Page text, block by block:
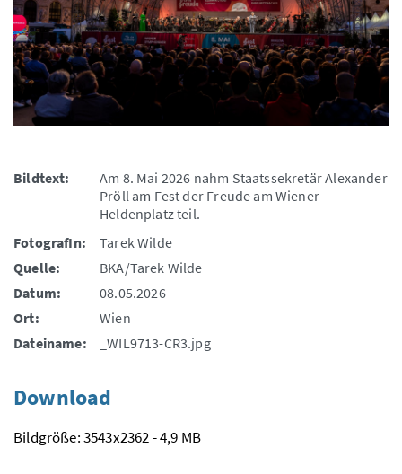
Bildtext:
Am 8. Mai 2026 nahm Staatssekretär Alexander
Pröll am Fest der Freude am Wiener
Heldenplatz teil.
FotografIn:
Tarek Wilde
Quelle:
BKA/Tarek Wilde
Datum:
08.05.2026
Ort:
Wien
Dateiname:
_WIL9713-CR3.jpg
Download
Bildgröße: 3543x2362 - 4,9 MB